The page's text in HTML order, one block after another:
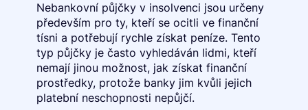
Nebankovní půjčky v insolvenci jsou určeny
především pro ty, kteří se ocitli ve finanční
tísni a potřebují rychle získat peníze. Tento
typ půjčky je často vyhledáván lidmi, kteří
nemají jinou možnost, jak získat finanční
prostředky, protože banky jim kvůli jejich
platební neschopnosti nepůjčí.